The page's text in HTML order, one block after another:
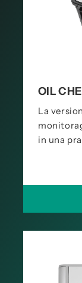
OIL
La
in una